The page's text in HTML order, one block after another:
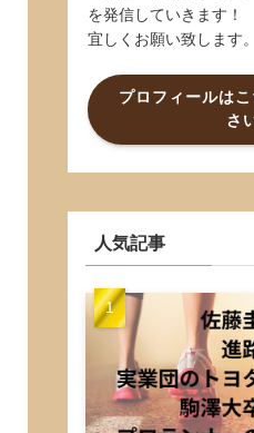
を発信していきます！
宜しくお願い致します。
プロフィールは
さ
人気記事